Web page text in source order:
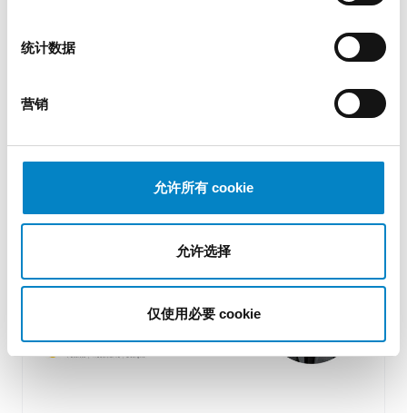
统计数据
营销
允许所有 cookie
允许选择
仅使用必要 cookie
Studio Torta: 145 年的历史，展望未来与创
16 7 月 2024 | 新闻
Studio Torta知识产权事务所 […]